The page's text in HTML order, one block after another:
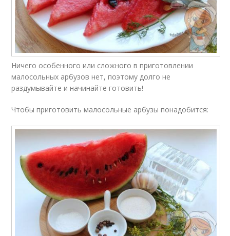
Ничего особенного или сложного в приготовлении
малосольных арбузов нет, поэтому долго не
раздумывайте и начинайте готовить!
Чтобы приготовить малосольные арбузы понадобится: